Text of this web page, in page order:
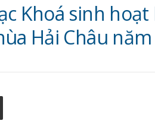
Khoá sinh hoạt
Hải Châu